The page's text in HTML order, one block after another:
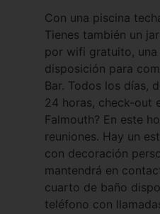
Con una piscina
Tienes también un
por wifi gratuito, una
disposición para
Bar. Todos los días,
24 horas, check-out
Falmouth? En este
reuniones. Hay un
con decoración
mantendrá en
cuarto de baño
teléfono con